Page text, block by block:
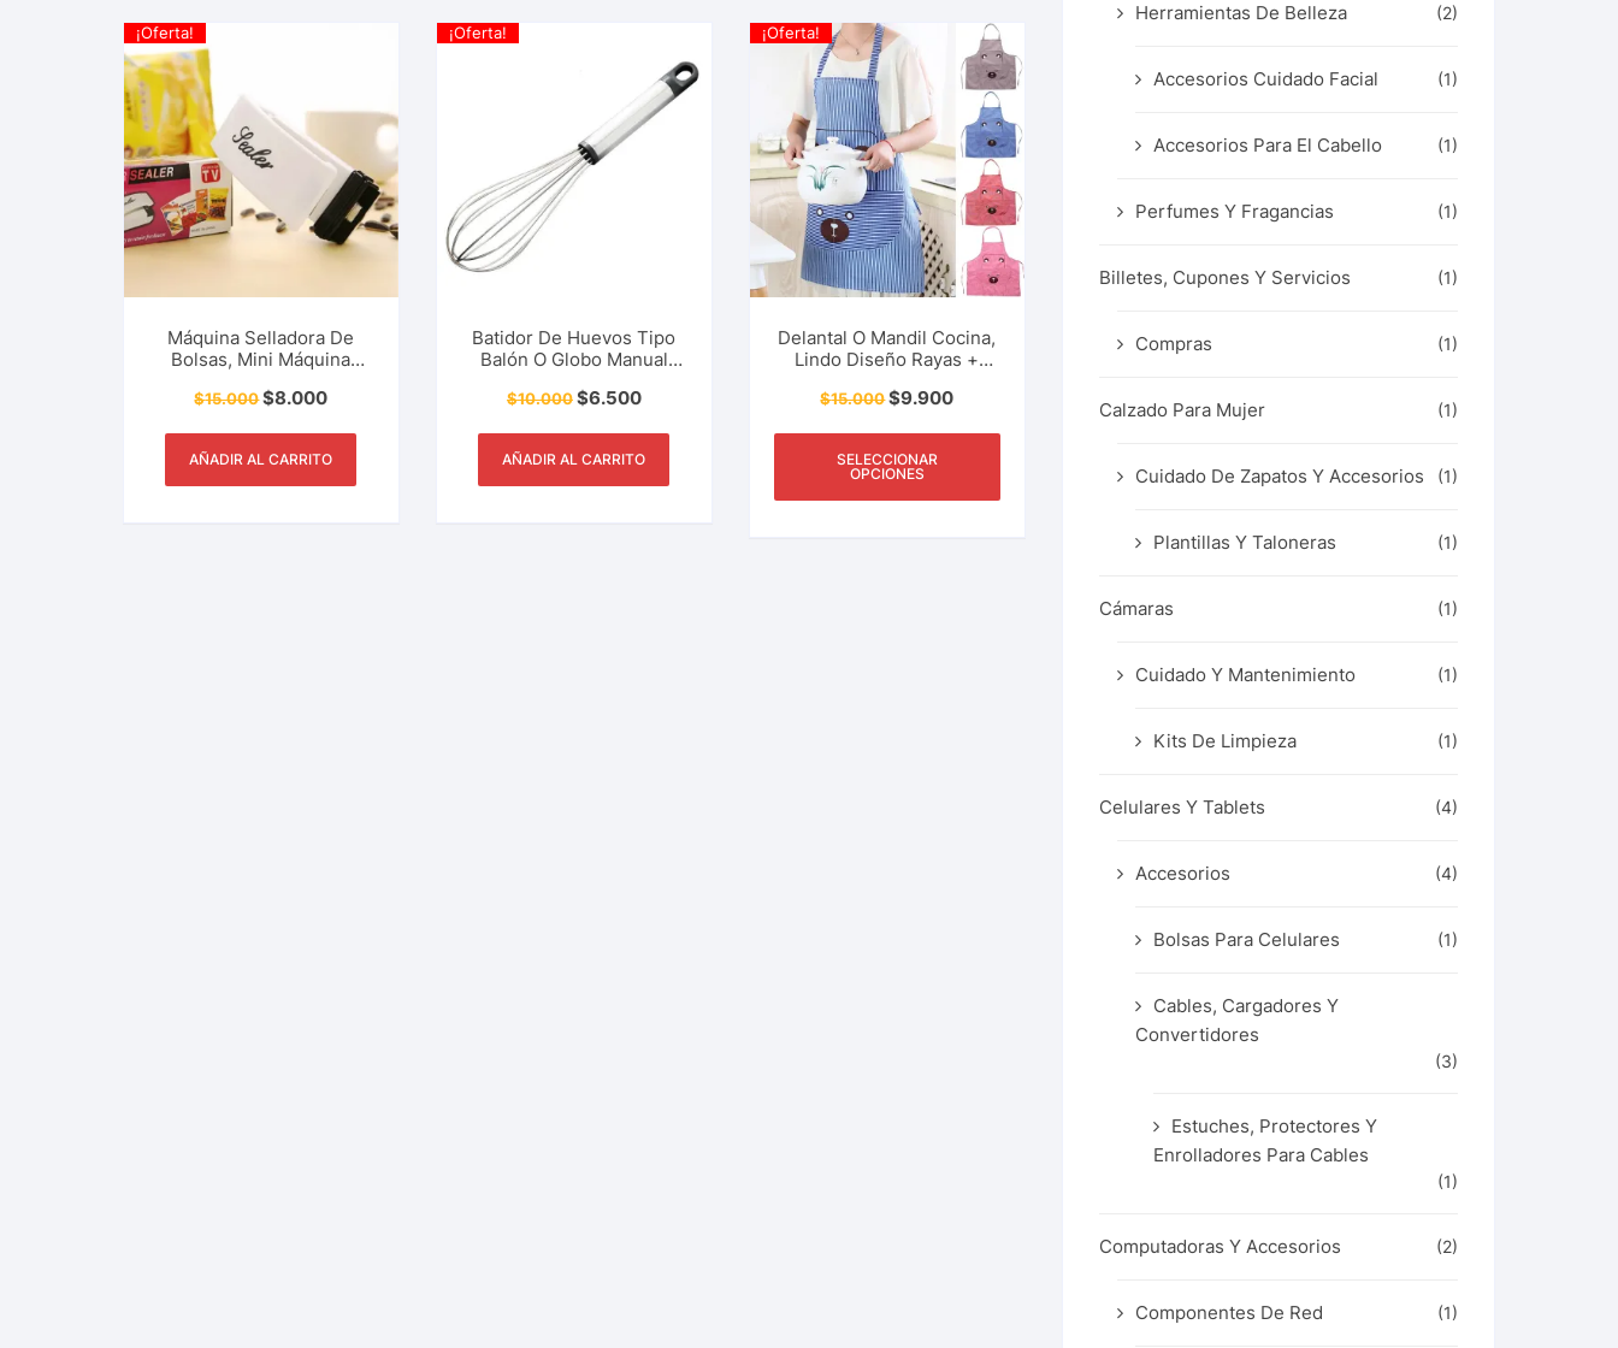
¡Oferta!
Máquina Selladora De
Bolsas, Mini Máquina
Herramienta De Cocina,
$15.000$8.000
AÑADIR AL CARRITO
¡Oferta!
Batidor De Huevos Tipo
Balón O Globo Manual
Hogar y Más
$10.000$6.500
AÑADIR AL CARRITO
¡Oferta!
Delantal O Mandil Cocina,
Lindo Diseño Rayas +
$15.000$9.900
SELECCIONAR
OPCIONES
Herramientas De Belleza (2)
Accesorios Cuidado Facial (1)
Accesorios Para El Cabello (1)
Perfumes Y Fragancias (1)
Billetes, Cupones Y Servicios (1)
Compras (1)
Calzado Para Mujer (1)
Cuidado De Zapatos Y Accesorios (1)
Plantillas Y Taloneras (1)
Cámaras (1)
Cuidado Y Mantenimiento (1)
Kits De Limpieza (1)
Celulares Y Tablets (4)
Accesorios (4)
Bolsas Para Celulares (1)
Cables, Cargadores Y
Convertidores
(3)
Estuches, Protectores Y
Enrolladores Para Cables
(1)
Computadoras Y Accesorios (2)
Componentes De Red (1)